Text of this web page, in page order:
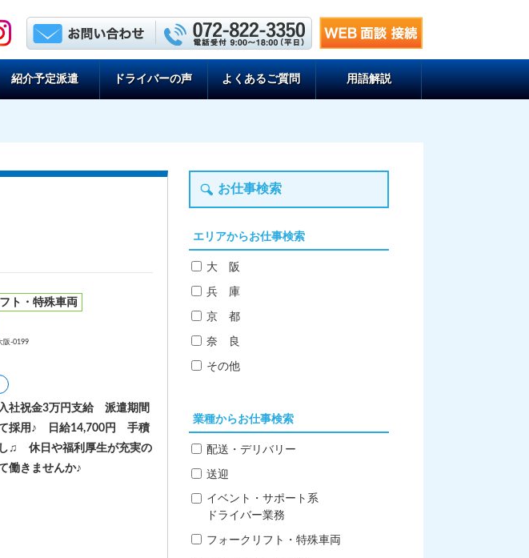
紹介予定派遣 ドライバーの声 よくあるご質問 用語解説
ト・特殊車両
阪-0199
社祝金3万円支給 派遣期間
採用♪ 日給14,700円 手積
♫ 休日や福利厚生が充実の
働きませんか♪
お仕事検索
エリアからお仕事検索
大 阪
兵 庫
京 都
奈 良
その他
業種からお仕事検索
配送・デリバリー
送迎
イベント・サポート系
ドライバー業務
フォークリフト・特殊車両